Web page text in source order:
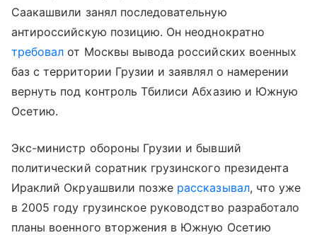
Саакашвили занял последовательную
антироссийскую позицию. Он неоднократно
требовал от Москвы вывода российских военных
баз с территории Грузии и заявлял о намерении
вернуть под контроль Тбилиси Абхазию и Южную
Осетию.
Экс-министр обороны Грузии и бывший
политический соратник грузинского президента
Ираклий Окруашвили позже рассказывал, что уже
в 2005 году грузинское руководство разработало
планы военного вторжения в Южную Осетию